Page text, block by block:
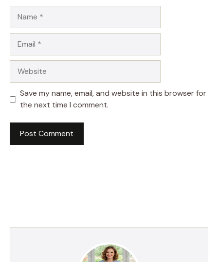
Save my name, email, and website in this browser for
the next time I comment.